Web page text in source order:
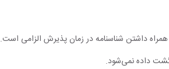
داشتن شناسنامه در زمان پذیرش الزامی است.
داده نمی‌شود.